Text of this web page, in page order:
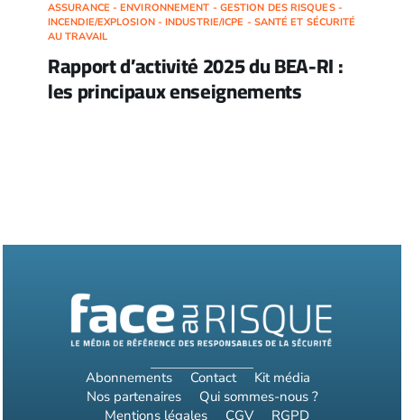
ASSURANCE - ENVIRONNEMENT - GESTION DES RISQUES -
INCENDIE/EXPLOSION - INDUSTRIE/ICPE - SANTÉ ET SÉCURITÉ
AU TRAVAIL
Rapport d’activité 2025 du BEA-RI :
les principaux enseignements
Abonnements Contact
Kit média
Nos partenaires
Qui sommes-nous ?
Mentions légales
CGV RGPD